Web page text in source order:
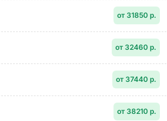
от 31850 р.
от 32460 р.
от 37440 р.
от 38210 р.